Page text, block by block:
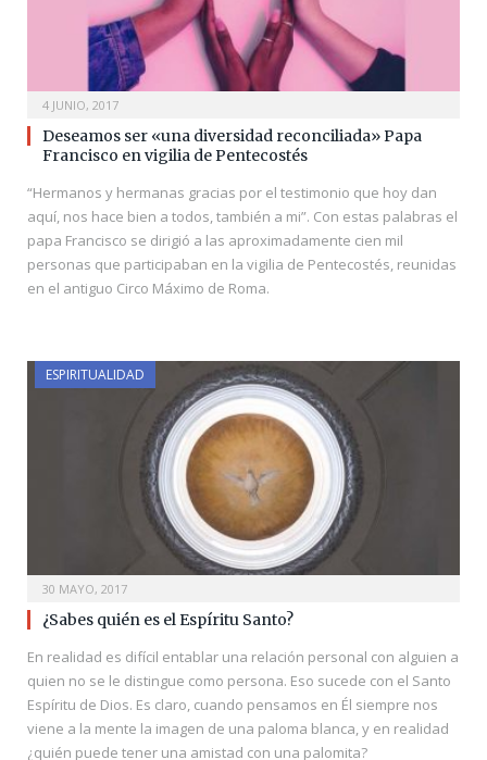
4 JUNIO, 2017
Deseamos ser «una diversidad reconciliada» Papa
Francisco en vigilia de Pentecostés
“Hermanos y hermanas gracias por el testimonio que hoy dan
aquí, nos hace bien a todos, también a mi”. Con estas palabras el
papa Francisco se dirigió a las aproximadamente cien mil
personas que participaban en la vigilia de Pentecostés, reunidas
en el antiguo Circo Máximo de Roma.
ESPIRITUALIDAD
30 MAYO, 2017
¿Sabes quién es el Espíritu Santo?
En realidad es difícil entablar una relación personal con alguien a
quien no se le distingue como persona. Eso sucede con el Santo
Espíritu de Dios. Es claro, cuando pensamos en Él siempre nos
viene a la mente la imagen de una paloma blanca, y en realidad
¿quién puede tener una amistad con una palomita?